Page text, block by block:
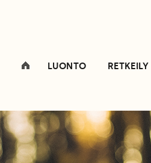
LUONTO RETKEILY